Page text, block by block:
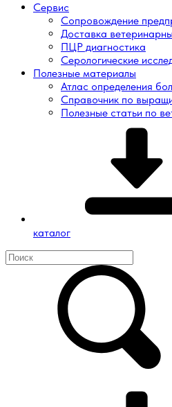
Сервис
Сопровождение
Доставка
ПЦР диагностика
Серологические
Полезные материалы
Атлас определения
Справочник по
Полезные статьи по
каталог